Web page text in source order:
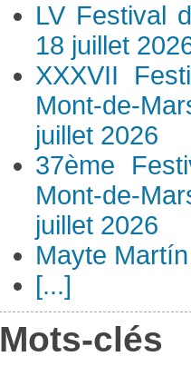
LV Festival
18 juillet
XXXVII
Mont-de-
juillet 2026
37ème
Mont-de-
juillet 2026
Mayte
[...]
Mots-clés